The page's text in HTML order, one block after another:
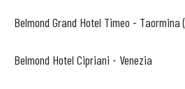
Belmond Grand Hotel Timeo - Taormina
Belmond Hotel Cipriani - Venezia